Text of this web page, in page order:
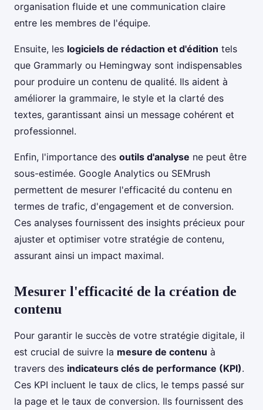
organisation fluide et une communication claire
entre les membres de l'équipe.
Ensuite, les logiciels de rédaction et d'édition tels
que Grammarly ou Hemingway sont indispensables
pour produire un contenu de qualité. Ils aident à
améliorer la grammaire, le style et la clarté des
textes, garantissant ainsi un message cohérent et
professionnel.
Enfin, l'importance des outils d'analyse ne peut être
sous-estimée. Google Analytics ou SEMrush
permettent de mesurer l'efficacité du contenu en
termes de trafic, d'engagement et de conversion.
Ces analyses fournissent des insights précieux pour
ajuster et optimiser votre stratégie de contenu,
assurant ainsi un impact maximal.
Mesurer l'efficacité de la création de
contenu
Pour garantir le succès de votre stratégie digitale, il
est crucial de suivre la mesure de contenu à
travers des indicateurs clés de performance (KPI).
Ces KPI incluent le taux de clics, le temps passé sur
la page et le taux de conversion. Ils fournissent des